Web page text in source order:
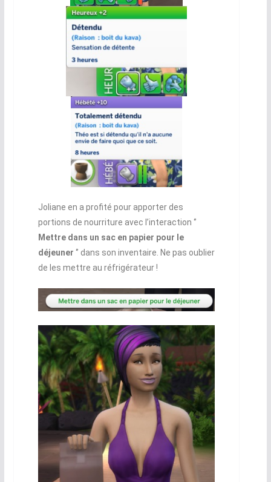
Joliane en a profité pour apporter des
portions de nourriture avec l’interaction ‘’
Mettre dans un sac en papier pour le
déjeuner ‘’ dans son inventaire. Ne pas oublier
de les mettre au réfrigérateur !